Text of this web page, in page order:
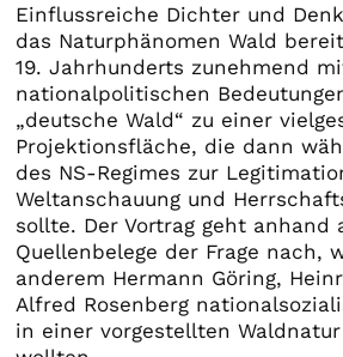
Einflussreiche Dichter und
das Naturphänomen Wald
19. Jahrhunderts zunehmend
nationalpolitischen
„deutsche Wald“ zu einer
Projektionsfläche, die dann
des NS-Regimes zur
Weltanschauung und
sollte. Der Vortrag geht anhand
Quellenbelege der Frage nach,
anderem Hermann Göring,
Alfred Rosenberg
in einer vorgestellten